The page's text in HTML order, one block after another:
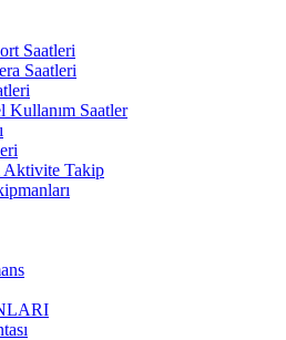
Saatleri
Saatleri
Kullanım Saatler
Takip